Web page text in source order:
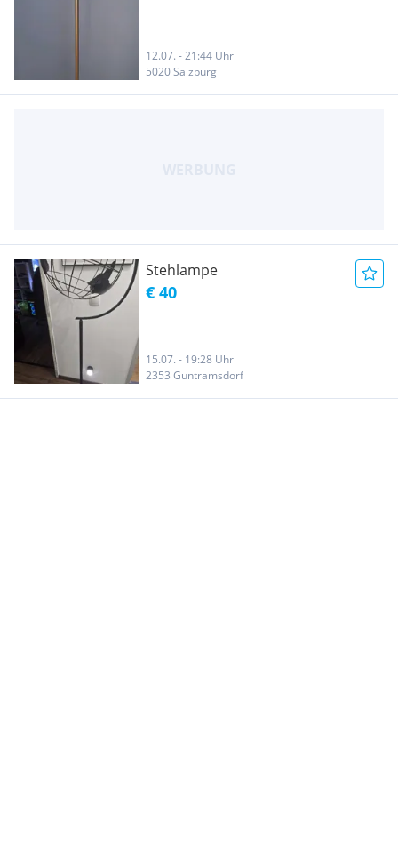
12.07. - 21:44 Uhr
5020 Salzburg
Stehlampe
€ 40
15.07. - 19:28 Uhr
2353 Guntramsdorf